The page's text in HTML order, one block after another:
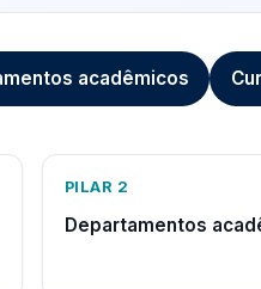
acadêmicos
PILAR 2
Departamentos